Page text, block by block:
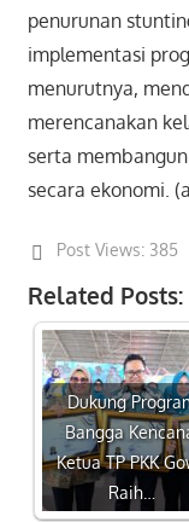
penurunan
implementasi
menurutnya,
merencanakan
serta
secara ekonomi.
Post Views: 385
Related Posts:
Dukung
Bangga
Ketua TP PKK
Raih…